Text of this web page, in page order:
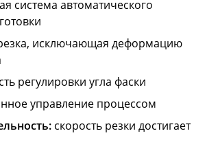
система автоматического
исключающая деформацию
регулировки угла фаски
управление процессом
скорость резки достигает